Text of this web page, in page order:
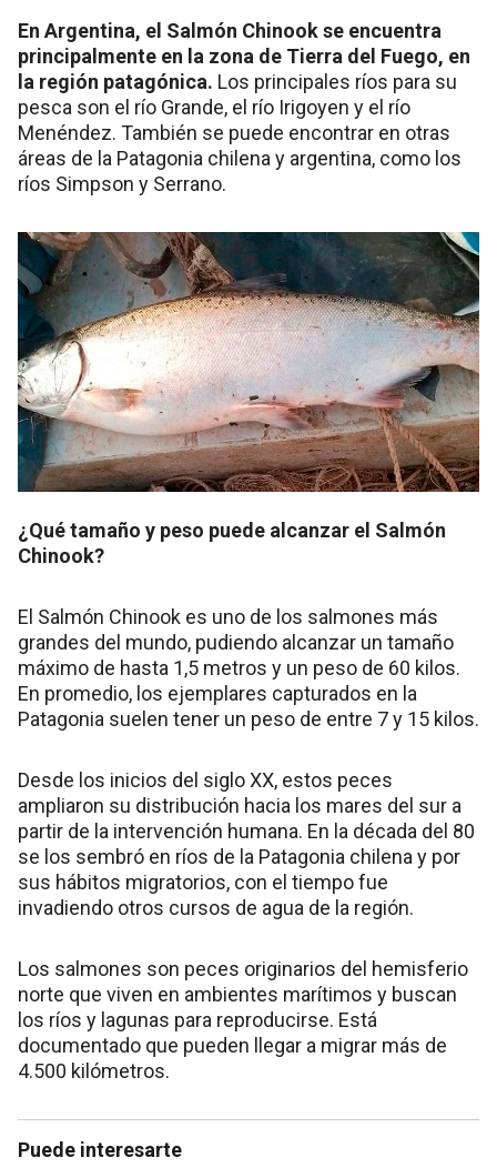
En Argentina, el Salmón Chinook se encuentra
principalmente en la zona de Tierra del Fuego, en
la región patagónica. Los principales ríos para su
pesca son el río Grande, el río Irigoyen y el río
Menéndez. También se puede encontrar en otras
áreas de la Patagonia chilena y argentina, como los
ríos Simpson y Serrano.
¿Qué tamaño y peso puede alcanzar el Salmón
Chinook?
El Salmón Chinook es uno de los salmones más
grandes del mundo, pudiendo alcanzar un tamaño
máximo de hasta 1,5 metros y un peso de 60 kilos.
En promedio, los ejemplares capturados en la
Patagonia suelen tener un peso de entre 7 y 15 kilos.
Desde los inicios del siglo XX, estos peces
ampliaron su distribución hacia los mares del sur a
partir de la intervención humana. En la década del 80
se los sembró en ríos de la Patagonia chilena y por
sus hábitos migratorios, con el tiempo fue
invadiendo otros cursos de agua de la región.
Los salmones son peces originarios del hemisferio
norte que viven en ambientes marítimos y buscan
los ríos y lagunas para reproducirse. Está
documentado que pueden llegar a migrar más de
4.500 kilómetros.
Puede interesarte